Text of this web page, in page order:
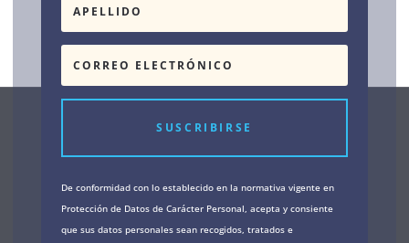
SUSCRIBIRSE
De conformidad con lo establecido en la normativa vigente en
Protección de Datos de Carácter Personal, acepta y consiente
que sus datos personales sean recogidos, tratados e